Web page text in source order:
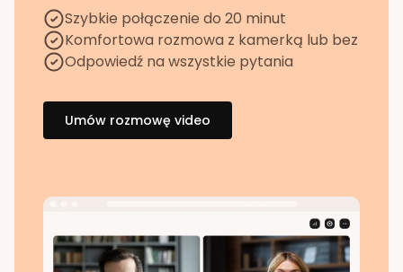
Szybkie połączenie do 20 minut
Komfortowa rozmowa z kamerką lub bez
Odpowiedź na wszystkie pytania
Umów rozmowę video